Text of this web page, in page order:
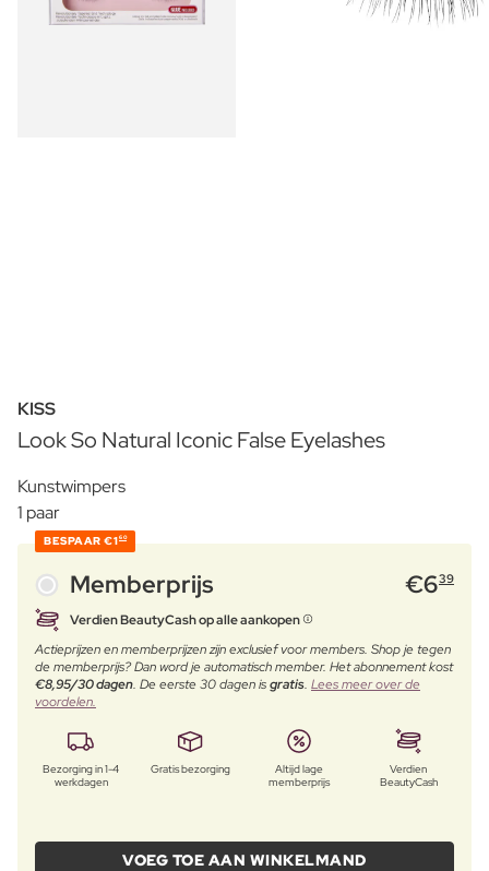
KISS
Look So Natural Iconic False Eyelashes
Kunstwimpers
1 paar
BESPAAR €160
Memberprijs €639
Verdien BeautyCash op alle aankopen
Actieprijzen en memberprijzen zijn exclusief voor members. Shop je tegen
de memberprijs? Dan word je automatisch member. Het abonnement kost
€8,95/30 dagen. De eerste 30 dagen isgratis. Lees meer over de
voordelen.
Bezorging in 1-4
werkdagen
Gratis bezorging
Altijd lage
memberprijs
Verdien
BeautyCash
VOEG TOE AAN WINKELMAND